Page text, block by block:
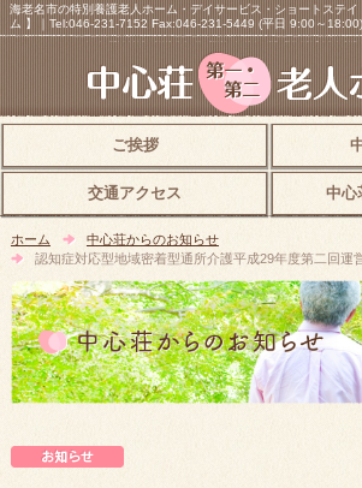
海老名市の特別養護老人ホーム・デイサービス・ショートステ
ム 】｜Tel:046-231-7152 Fax:046-231-5449 (平日 9:00～18:00)
ご挨拶
交通アクセス 中心
ホーム
中心荘からのお知らせ
認知症対応型地域密着型通所介護平成29年度第二回運